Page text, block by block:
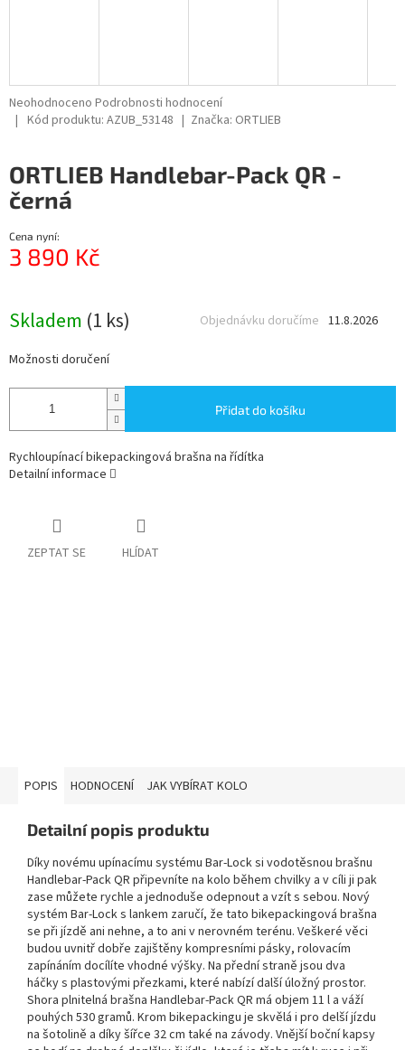
Průměrné
hodnocení
0,0
z
5
Neohodnoceno Podrobnosti hodnocení
Kód produktu: AZUB_53148 Značka: ORTLIEB
ORTLIEB Handlebar-Pack QR -
černá
Cena nyní:
3 890 Kč
Skladem (1 ks) 11.8.2026
Objednávku doručíme
Možnosti doručení
Přidat do košíku
Rychloupínací bikepackingová brašna na řídítka
Detailní informace
ZEPTAT SE HLÍDAT
POPIS HODNOCENÍ JAK VYBÍRAT KOLO
Detailní popis produktu
Díky novému upínacímu systému Bar-Lock si vodotěsnou brašnu
Handlebar-Pack QR připevníte na kolo během chvilky a v cíli ji pak
zase můžete rychle a jednoduše odepnout a vzít s sebou. Nový
systém Bar-Lock s lankem zaručí, že tato bikepackingová brašna
se při jízdě ani nehne, a to ani v nerovném terénu. Veškeré věci
budou uvnitř dobře zajištěny kompresními pásky, rolovacím
zapínáním docílíte vhodné výšky. Na přední straně jsou dva
háčky s plastovými přezkami, které nabízí další úložný prostor.
Shora plnitelná brašna Handlebar-Pack QR má objem 11 l a váží
pouhých 530 gramů. Krom bikepackingu je skvělá i pro delší jízdu
na šotolině a díky šířce 32 cm také na závody. Vnější boční kapsy